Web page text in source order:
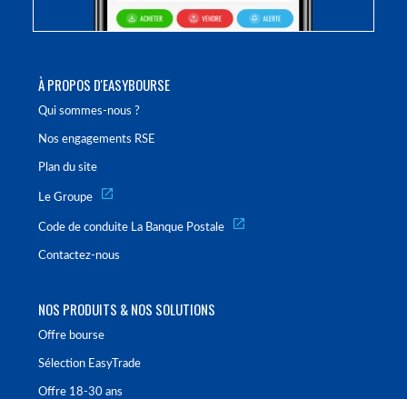
À PROPOS D'EASYBOURSE
Qui sommes-nous ?
Nos engagements RSE
Plan du site
Le Groupe
Code de conduite La Banque Postale
Contactez-nous
NOS PRODUITS & NOS SOLUTIONS
Offre bourse
Sélection EasyTrade
Offre 18-30 ans